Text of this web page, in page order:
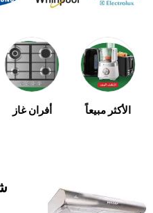
الأكثر مبيعاً أفران غاز